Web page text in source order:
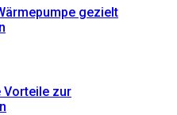
gezielt
Vorteile zur